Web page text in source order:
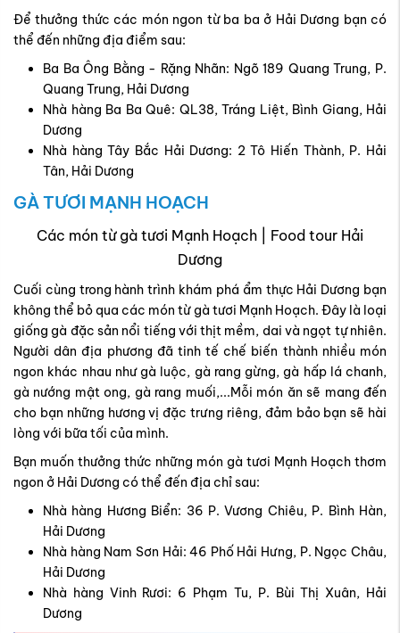
Để thưởng thức các món ngon từ ba ba ở Hải Dương bạn có
thể đến những địa điểm sau:
Ba Ba Ông Bằng - Rặng Nhãn: Ngõ 189 Quang Trung, P.
Quang Trung, Hải Dương
Nhà hàng Ba Ba Quê: QL38, Tráng Liệt, Bình Giang, Hải
Dương
Nhà hàng Tây Bắc Hải Dương: 2 Tô Hiến Thành, P. Hải
Tân, Hải Dương
GÀ TƯƠI MẠNH HOẠCH
Các món từ gà tươi Mạnh Hoạch | Food tour Hải
Dương
Cuối cùng trong hành trình khám phá ẩm thực Hải Dương bạn
không thể bỏ qua các món từ gà tươi Mạnh Hoạch. Đây là loại
giống gà đặc sản nổi tiếng với thịt mềm, dai và ngọt tự nhiên.
Người dân địa phương đã tinh tế chế biến thành nhiều món
ngon khác nhau như gà luộc, gà rang gừng, gà hấp lá chanh,
gà nướng mật ong, gà rang muối,...Mỗi món ăn sẽ mang đến
cho bạn những hương vị đặc trưng riêng, đảm bảo bạn sẽ hài
lòng với bữa tối của mình.
Bạn muốn thưởng thức những món gà tươi Mạnh Hoạch thơm
ngon ở Hải Dương có thể đến địa chỉ sau:
Nhà hàng Hương Biển: 36 P. Vương Chiêu, P. Bình Hàn,
Hải Dương
Nhà hàng Nam Sơn Hải: 46 Phố Hải Hưng, P. Ngọc Châu,
Hải Dương
Nhà hàng Vinh Rươi: 6 Phạm Tu, P. Bùi Thị Xuân, Hải
Dương